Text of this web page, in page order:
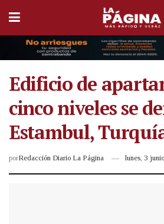
Edificio de
cinco niveles se
Estambul,
porRedacción Diario La Página lunes, 3